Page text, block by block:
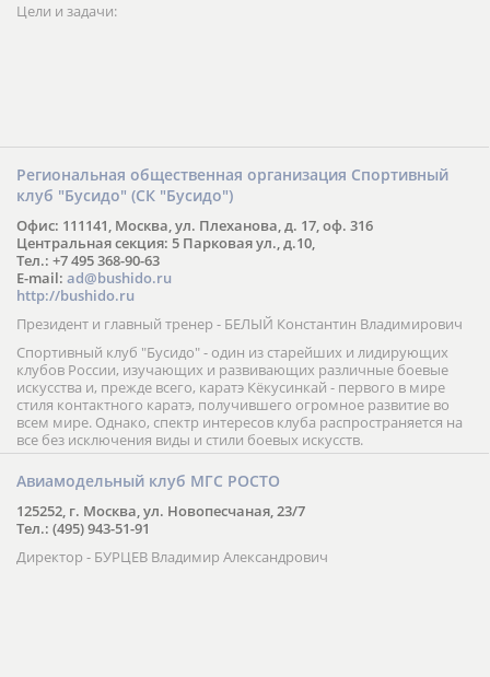
Цели и задачи:
Региональная общественная организация Спортивный
клуб "Бусидо" (СК "Бусидо")
Офис: 111141, Москва, ул. Плеханова, д. 17, оф. 316
Центральная секция: 5 Парковая ул., д.10,
Тел.: +7 495 368-90-63
E-mail: ad@bushido.ru
http://bushido.ru
Президент и главный тренер - БЕЛЫЙ Константин Владимирович
Спортивный клуб "Бусидо" - один из старейших и лидирующих
клубов России, изучающих и развивающих различные боевые
искусства и, прежде всего, каратэ Кёкусинкай - первого в мире
стиля контактного каратэ, получившего огромное развитие во
всем мире. Однако, спектр интересов клуба распространяется на
все без исключения виды и стили боевых искусств.
Авиамодельный клуб МГС РОСТО
125252, г. Москва, ул. Новопесчаная, 23/7
Тел.: (495) 943-51-91
Директор - БУРЦЕВ Владимир Александрович